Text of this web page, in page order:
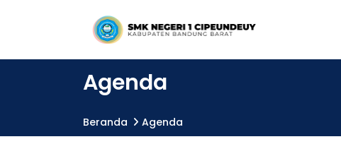
S
M
K
Penilaian
Tengah
Semster
(PTS) |
SMKN 1
Cipeundeuy
N
C
e
Agenda
Beranda Agenda